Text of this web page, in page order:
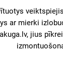
iz
ar mierki
jius